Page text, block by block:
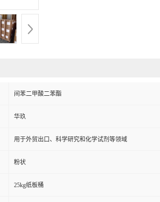
间苯二甲酸二苯酯
华玖
用于外贸出口、科学研究和化学试剂等领域
粉状
25kg纸板桶